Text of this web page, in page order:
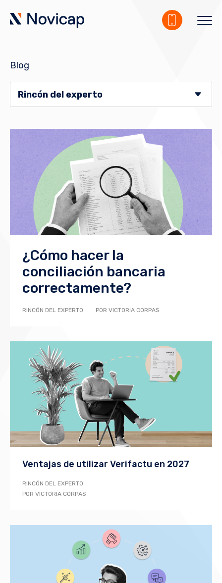
Blog
Rincón del experto
¿Cómo hacer la
conciliación bancaria
correctamente?
RINCÓN DEL EXPERTO POR VICTORIA CORPAS
Ventajas de utilizar Verifactu en 2027
RINCÓN DEL EXPERTO
POR VICTORIA CORPAS